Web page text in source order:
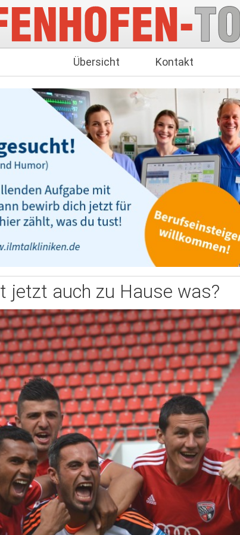
Übersicht Kontakt
jetzt auch zu Hause was?